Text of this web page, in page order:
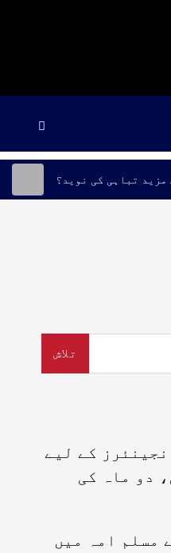
مزید تباہی کی نوید؟
تلاش
کے لیے
دو ماہ کی
مسلم امہ میں